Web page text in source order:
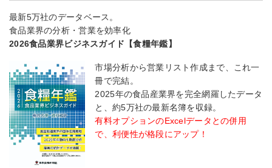
最新5万社のデータベース。
食品業界の分析・営業を効率化
2026食品業界ビジネスガイド【食糧年鑑】
市場分析から営業リスト作成まで、これ一
冊で完結。
2025年の食品産業界を完全網羅したデータ
と、約5万社の最新名簿を収録。
有料オプションのExcelデータとの併用
で、利便性が格段にアップ！